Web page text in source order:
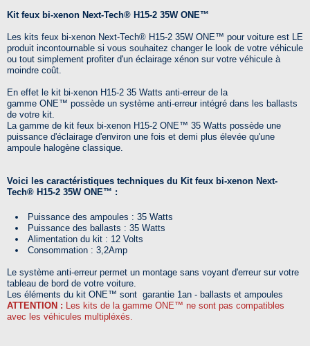
Kit feux bi-xenon Next-Tech® H15-2 35W ONE™
Les kits feux bi-xenon Next-Tech® H15-2 35W ONE™ pour voiture est LE
produit incontournable si vous souhaitez changer le look de votre véhicule
ou tout simplement profiter d'un éclairage xénon sur votre véhicule à
moindre coût.
En effet le kit bi-xenon H15-2 35 Watts anti-erreur de la
gamme ONE™ possède un système anti-erreur intégré dans les ballasts
de votre kit.
La gamme de kit feux bi-xenon H15-2 ONE™ 35 Watts possède une
puissance d'éclairage d'environ une fois et demi plus élevée qu'une
ampoule halogène classique.
Voici les caractéristiques techniques du Kit feux bi-xenon Next-
Tech® H15-2 35W ONE™ :
Puissance des ampoules : 35 Watts
Puissance des ballasts : 35 Watts
Alimentation du kit : 12 Volts
Consommation : 3,2Amp
Le système anti-erreur permet un montage sans voyant d'erreur sur votre
tableau de bord de votre voiture.
Les éléments du kit ONE™ sont garantie 1an - ballasts et ampoules
ATTENTION :
Les kits de la gamme ONE™ ne sont pas compatibles
avec les véhicules multipléxés.